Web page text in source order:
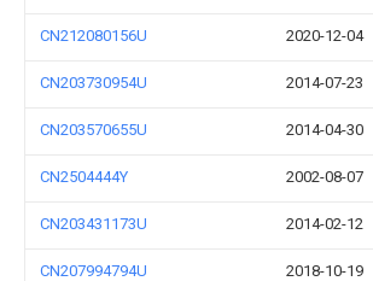
CN212080156U 2020-12-04
CN203730954U 2014-07-23
CN203570655U 2014-04-30
CN2504444Y 2002-08-07
CN203431173U 2014-02-12
CN207994794U 2018-10-19